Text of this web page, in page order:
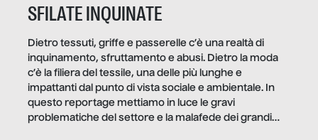
SFILATE INQUINATE
Dietro tessuti, griffe e passerelle c’è una realtà di
inquinamento, sfruttamento e abusi. Dietro la moda
c’è la filiera del tessile, una delle più lunghe e
impattanti dal punto di vista sociale e ambientale. In
questo reportage mettiamo in luce le gravi
problematiche del settore e la malafede dei grandi